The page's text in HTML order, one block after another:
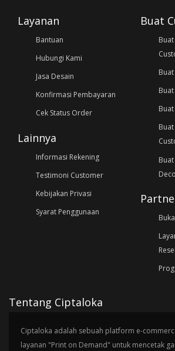
Layanan
Bantuan
Hubungi Kami
Jasa Desain
Konfirmasi Pembayaran
Cek Status Order
Lainnya
Informasi Rekening
Testimoni Customer
Kebijakan Privasi
Syarat Penggunaan
Buat
Tentang Ciptaloka
Ciptaloka adalah sebuah platform e-
layanan "Print on Demand" untuk mencetak